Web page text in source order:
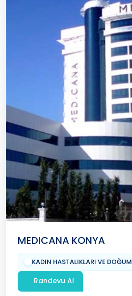
MEDICANA KONYA
KADIN HASTALIKLARI VE DOĞUM
Randevu Al